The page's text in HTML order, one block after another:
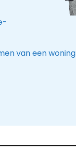
van een woning